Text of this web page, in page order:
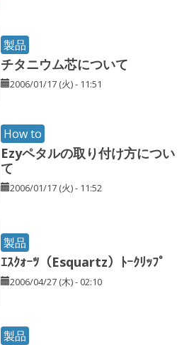
製品
チタニウム芯について
2006/01/17 (火) - 11:51
How to
Ezyペタルの取り付け方につい
て
2006/01/17 (火) - 11:52
製品
ｴｽｸｫｰﾂ（Esquartz）ﾄｰｸﾘｯﾌﾟ
2006/04/27 (木) - 02:10
製品